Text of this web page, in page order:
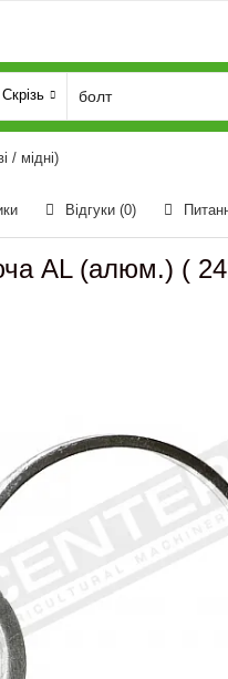
Скрізь
/ мідні)
Відгуки (0)
AL (алюм.) (